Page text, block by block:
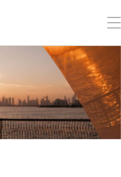
le